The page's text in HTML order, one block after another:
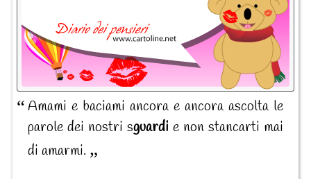
Amami e baciami ancora e ancora ascolta le
parole dei nostri sguardi e non stancarti mai
di amarmi.